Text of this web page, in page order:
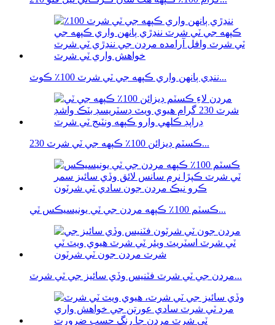
ننڍي ٻانهن واري ڪپهه جي ٽي شرٽ 100٪ ڪوٽ...
ڪسٽم ڊيزائن 100٪ ڪپهه جي ٽي شرٽ 230...
ڪسٽم 100٪ ڪپهه مردن جي ٽي يونيسيڪس ٽي...
مردن جي ٽي شرٽ فٽنيس وڏي سائيز جي ٽي شرٽ...